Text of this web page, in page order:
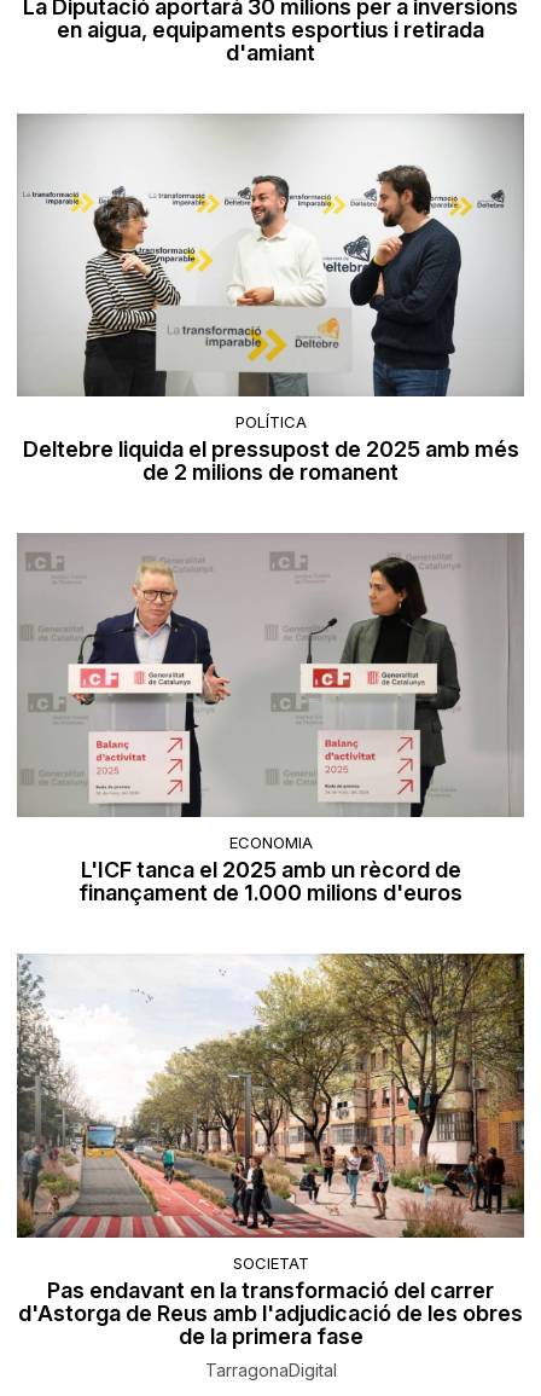
La Diputació aportarà 30 milions per a inversions
en aigua, equipaments esportius i retirada
d'amiant
POLÍTICA
Deltebre liquida el pressupost de 2025 amb més
de 2 milions de romanent
ECONOMIA
L'ICF tanca el 2025 amb un rècord de
finançament de 1.000 milions d'euros
SOCIETAT
Pas endavant en la transformació del carrer
d'Astorga de Reus amb l'adjudicació de les obres
de la primera fase
TarragonaDigital